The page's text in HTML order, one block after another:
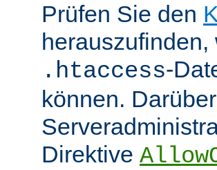
Prüfen Sie den
.htaccess-
können.
Direktive